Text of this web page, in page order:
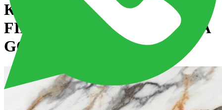
Керамическая плитка
FIRENZE 1219 CALACATTA
GOLD RET 40x120 см